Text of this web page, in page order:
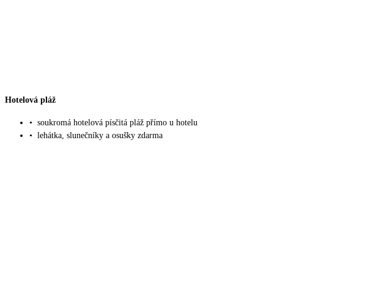
Hotelová pláž
• soukromá hotelová písčitá pláž přímo u hotelu
• lehátka, slunečníky a osušky zdarma